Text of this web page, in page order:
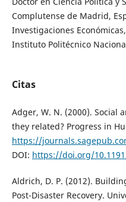
Complutense de Madrid,
Investigaciones
Instituto Politécnico
Citas
Adger, W. N. (2000). Social
they related? Progress in
https://
DOI: https://doi.org/
Aldrich, D. P. (2012).
Post-Disaster Recovery.